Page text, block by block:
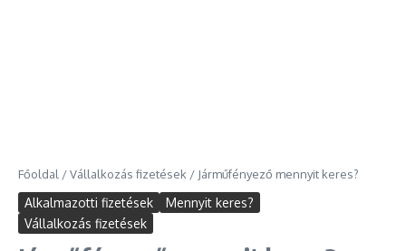
Főoldal /Vállalkozás fizetések / Járműfényező mennyit keres?
Alkalmazotti fizetések
Mennyit keres?
Vállalkozás fizetések